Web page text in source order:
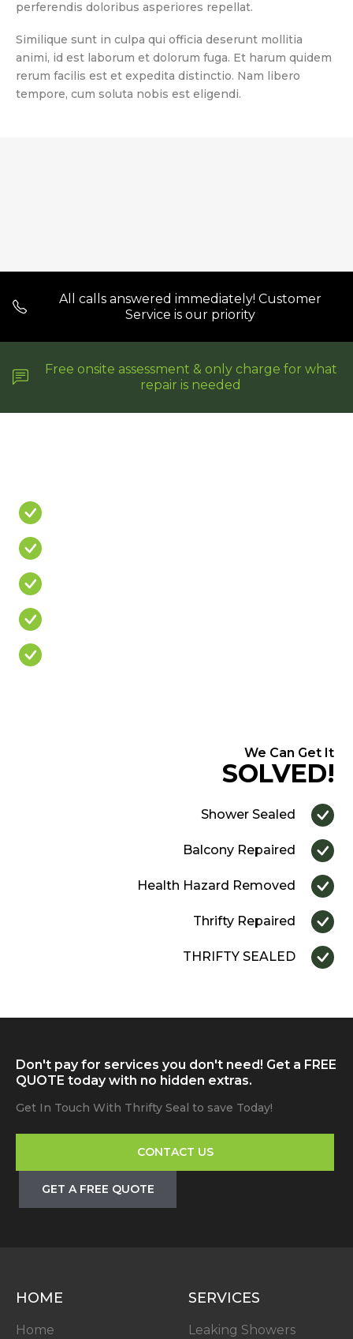
perferendis doloribus asperiores repellat.
Similique sunt in culpa qui officia deserunt mollitia
animi, id est laborum et dolorum fuga. Et harum quidem
rerum facilis est et expedita distinctio. Nam libero
tempore, cum soluta nobis est eligendi.
All calls answered immediately! Customer
Service is our priority
Free onsite assessment & only charge for what
repair is needed
We Can Get It
SOLVED!
Shower Sealed
Balcony Repaired
Health Hazard Removed
Thrifty Repaired
THRIFTY SEALED
Don't pay for services you don't need! Get a FREE
QUOTE today with no hidden extras.
Get In Touch With Thrifty Seal to save Today!
CONTACT US
GET A FREE QUOTE
HOME
Home
SERVICES
Leaking Showers